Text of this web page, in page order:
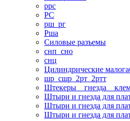
ррс
РС
рш_рг
Рша
Силовые разъемы
снп_сно
снц
Цилиндрические
шр_сшр_2рт_2ртт
Штекеры _ гнезда _
Штыри и гнезда для
Штыри и гнезда для
Штыри и гнезда для